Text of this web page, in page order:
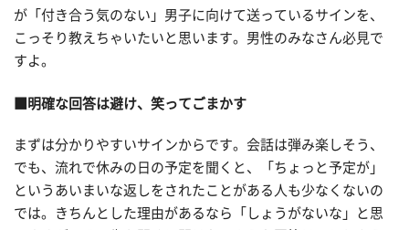
が「付き合う気のない」男子に向けて送っているサインを、
こっそり教えちゃいたいと思います。男性のみなさん必見で
すよ。
■明確な回答は避け、笑ってごまかす
まずは分かりやすいサインからです。会話は弾み楽しそう、
でも、流れで休みの日の予定を聞くと、「ちょっと予定が」
というあいまいな返しをされたことがある人も少なくないの
では。きちんとした理由があるなら「しょうがないな」と思